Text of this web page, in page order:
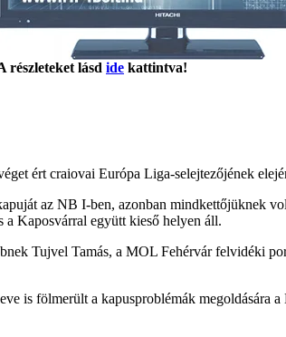
részleteket lásd ide kattintva!
ért craiovai Európa Liga-selejtezőjének
az NB I-ben, azonban mindkettőjüknek
a Kaposvárral együtt kieső helyen áll.
Tujvel Tamás, a MOL Fehérvár felvidéki
is fölmerült a kapusproblémák megoldására